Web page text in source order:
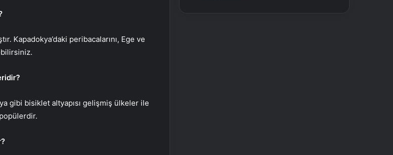
Kapadokya’daki peribacalarını, Ege ve
gibi bisiklet altyapısı gelişmiş ülkeler ile